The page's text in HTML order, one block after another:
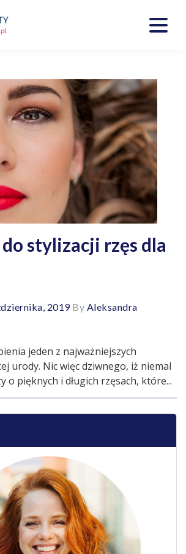
stylizacji rzęs dla
2019By Aleksandra
jeden z najważniejszych
urody. Nic więc dziwnego, iż niemal
o pięknych i długich rzęsach, które...